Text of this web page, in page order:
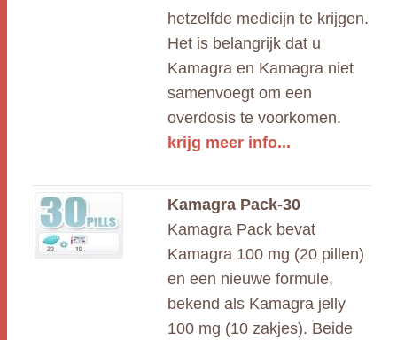
hetzelfde medicijn te krijgen.
Het is belangrijk dat u
Kamagra en Kamagra niet
samenvoegt om een
overdosis te voorkomen.
krijg meer info...
Kamagra Pack-30
Kamagra Pack bevat
Kamagra 100 mg (20 pillen)
en een nieuwe formule,
bekend als Kamagra jelly
100 mg (10 zakjes). Beide